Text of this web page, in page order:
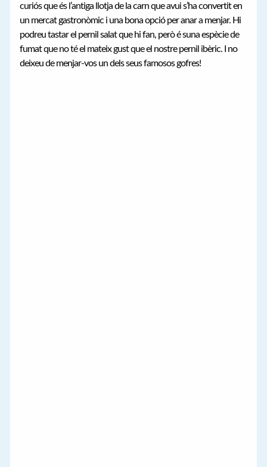
curiós que és l’antiga llotja de la carn que avui s’ha convertit en
un mercat gastronòmic i una bona opció per anar a menjar. Hi
podreu tastar el pernil salat que hi fan, però é suna espècie de
fumat que no té el mateix gust que el nostre pernil ibèric. I no
deixeu de menjar-vos un dels seus famosos gofres!